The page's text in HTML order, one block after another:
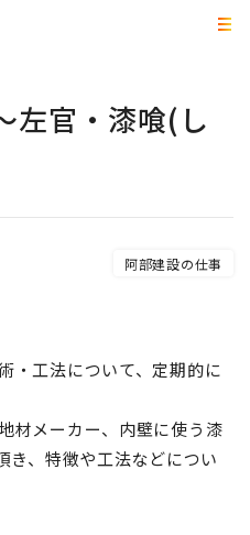
左官・漆喰(し
阿部建設の仕事
・工法について、定期的に
材メーカー、内壁に使う漆
き、特徴や工法などについ